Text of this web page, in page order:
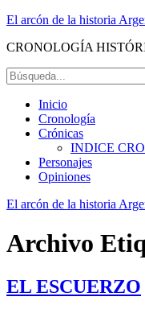
El arcón de la historia
CRONOLOGÍA
Inicio
Cronología
Crónicas
INDICE
Personajes
Opiniones
El arcón de la historia
Archivo
EL ESCUERZO